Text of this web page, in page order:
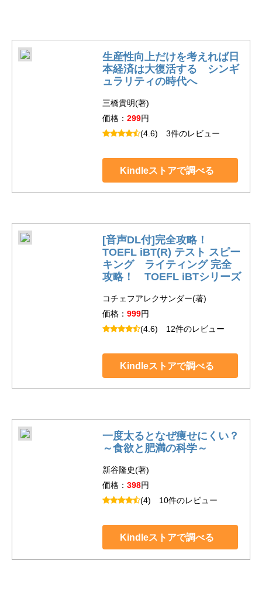
生産性向上だけを考えれば日
本経済は大復活する シンギ
ュラリティの時代へ
三橋貴明(著)
価格： 299円
(4.6) 3件のレビュー
Kindleストアで調べる
[音声DL付]完全攻略！
TOEFL iBT(R) テスト スピー
キング ライティング 完全
攻略！ TOEFL iBTシリーズ
コチェフアレクサンダー(著)
価格： 999円
(4.6) 12件のレビュー
Kindleストアで調べる
一度太るとなぜ痩せにくい？
～食欲と肥満の科学～
新谷隆史(著)
価格： 398円
(4) 10件のレビュー
Kindleストアで調べる